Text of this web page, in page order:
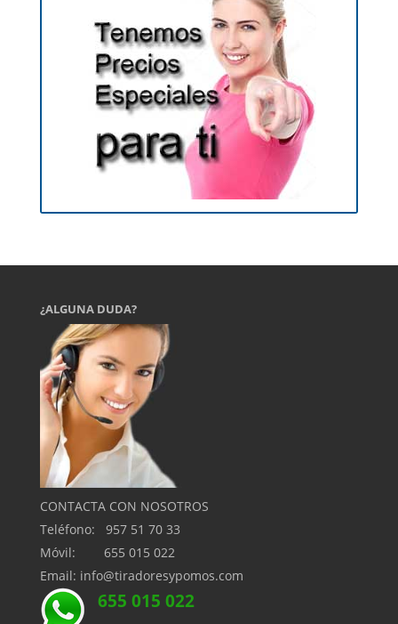
¿ALGUNA DUDA?
CONTACTA CON NOSOTROS
Teléfono: 957 51 70 33
Móvil: 655 015 022
Email: info@tiradoresypomos.com
655 015 022